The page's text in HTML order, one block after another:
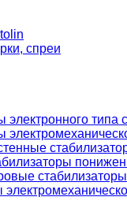
спреи
электронного
стабилизаторы